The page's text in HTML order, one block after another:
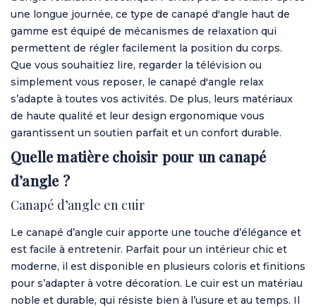
une longue journée, ce type de canapé d'angle haut de
gamme est équipé de mécanismes de relaxation qui
permettent de régler facilement la position du corps.
Que vous souhaitiez lire, regarder la télévision ou
simplement vous reposer, le canapé d'angle relax
s’adapte à toutes vos activités. De plus, leurs matériaux
de haute qualité et leur design ergonomique vous
garantissent un soutien parfait et un confort durable.
Quelle matière choisir pour un canapé
d’angle ?
Canapé d’angle en cuir
Le canapé d’angle cuir apporte une touche d’élégance et
est facile à entretenir. Parfait pour un intérieur chic et
moderne, il est disponible en plusieurs coloris et finitions
pour s’adapter à votre décoration. Le cuir est un matériau
noble et durable, qui résiste bien à l’usure et au temps. Il